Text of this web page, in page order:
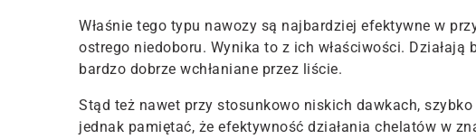
Właśnie tego typu nawozy są najbardziej efektywne w
ostrego niedoboru. Wynika to z ich właściwości. Działają
bardzo dobrze wchłaniane przez liście.
Stąd też nawet przy stosunkowo niskich dawkach,
jednak pamiętać, że efektywność działania chelatów w